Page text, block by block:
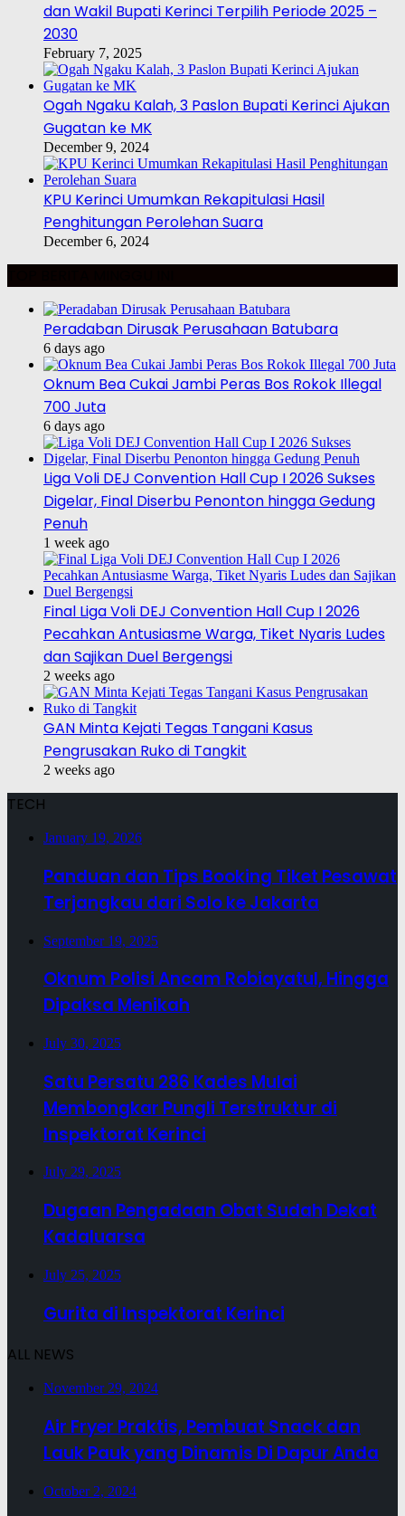
dan Wakil Bupati Kerinci Terpilih Periode 2025 –
2030
February 7, 2025
Ogah Ngaku Kalah, 3 Paslon Bupati Kerinci Ajukan
Gugatan ke MK
December 9, 2024
KPU Kerinci Umumkan Rekapitulasi Hasil
Penghitungan Perolehan Suara
December 6, 2024
Peradaban Dirusak Perusahaan Batubara
6 days ago
Oknum Bea Cukai Jambi Peras Bos Rokok Illegal
700 Juta
6 days ago
Liga Voli DEJ Convention Hall Cup I 2026 Sukses
Digelar, Final Diserbu Penonton hingga Gedung
Penuh
1 week ago
Final Liga Voli DEJ Convention Hall Cup I 2026
Pecahkan Antusiasme Warga, Tiket Nyaris Ludes
dan Sajikan Duel Bergengsi
2 weeks ago
GAN Minta Kejati Tegas Tangani Kasus
Pengrusakan Ruko di Tangkit
2 weeks ago
TECH
January 19, 2026
Panduan dan Tips Booking Tiket Pesawat
Terjangkau dari Solo ke Jakarta
September 19, 2025
Oknum Polisi Ancam Robiayatul, Hingga
Dipaksa Menikah
July 30, 2025
Satu Persatu 286 Kades Mulai
Membongkar Pungli Terstruktur di
Inspektorat Kerinci
July 29, 2025
Dugaan Pengadaan Obat Sudah Dekat
Kadaluarsa
July 25, 2025
Gurita di Inspektorat Kerinci
ALL NEWS
November 29, 2024
Air Fryer Praktis, Pembuat Snack dan
Lauk Pauk yang Dinamis Di Dapur Anda
October 2, 2024